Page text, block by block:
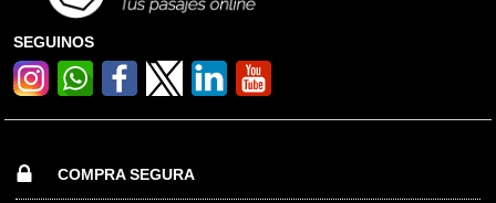
SEGUINOS
COMPRA SEGURA